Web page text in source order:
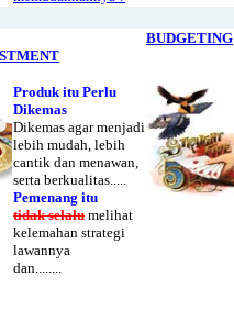
BUDGETING
Produk itu Perlu
Dikemas
Dikemas agar menjadi
lebih mudah, lebih
cantik dan menawan,
serta berkualitas.....
Pemenang itu
tidak selalu melihat
kelemahan strategi
lawannya
dan........